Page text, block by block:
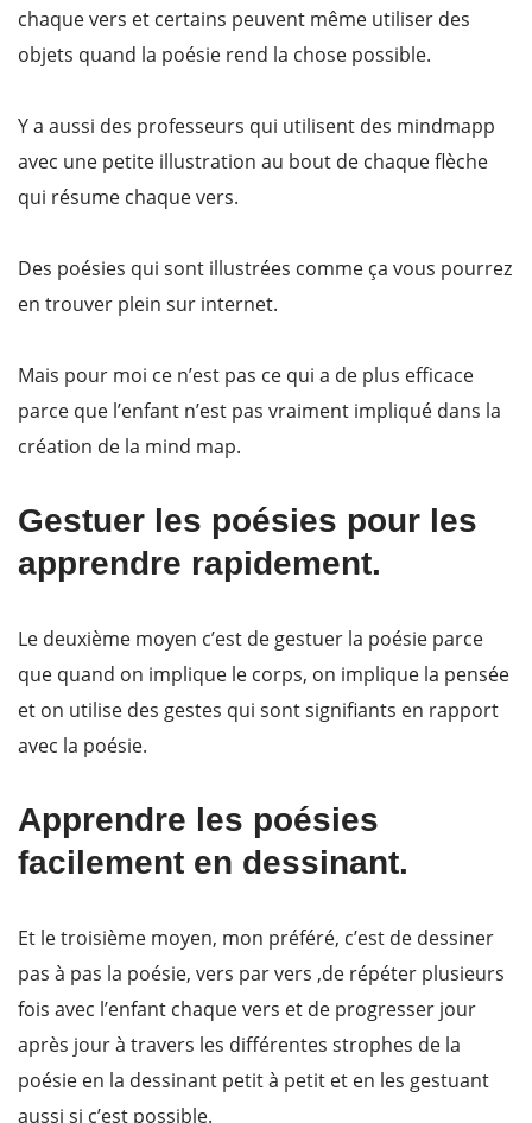
chaque vers et certains peuvent même utiliser des
objets quand la poésie rend la chose possible.
Y a aussi des professeurs qui utilisent des mindmapp
avec une petite illustration au bout de chaque flèche
qui résume chaque vers.
Des poésies qui sont illustrées comme ça vous pourrez
en trouver plein sur internet.
Mais pour moi ce n’est pas ce qui a de plus efficace
parce que l’enfant n’est pas vraiment impliqué dans la
création de la mind map.
Gestuer les poésies pour les
apprendre rapidement.
Le deuxième moyen c’est de gestuer la poésie parce
que quand on implique le corps, on implique la pensée
et on utilise des gestes qui sont signifiants en rapport
avec la poésie.
Apprendre les poésies
facilement en dessinant.
Et le troisième moyen, mon préféré, c’est de dessiner
pas à pas la poésie, vers par vers ,de répéter plusieurs
fois avec l’enfant chaque vers et de progresser jour
après jour à travers les différentes strophes de la
poésie en la dessinant petit à petit et en les gestuant
aussi si c’est possible.